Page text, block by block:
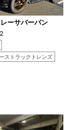
ーサバーバン
ストラックトレンズ